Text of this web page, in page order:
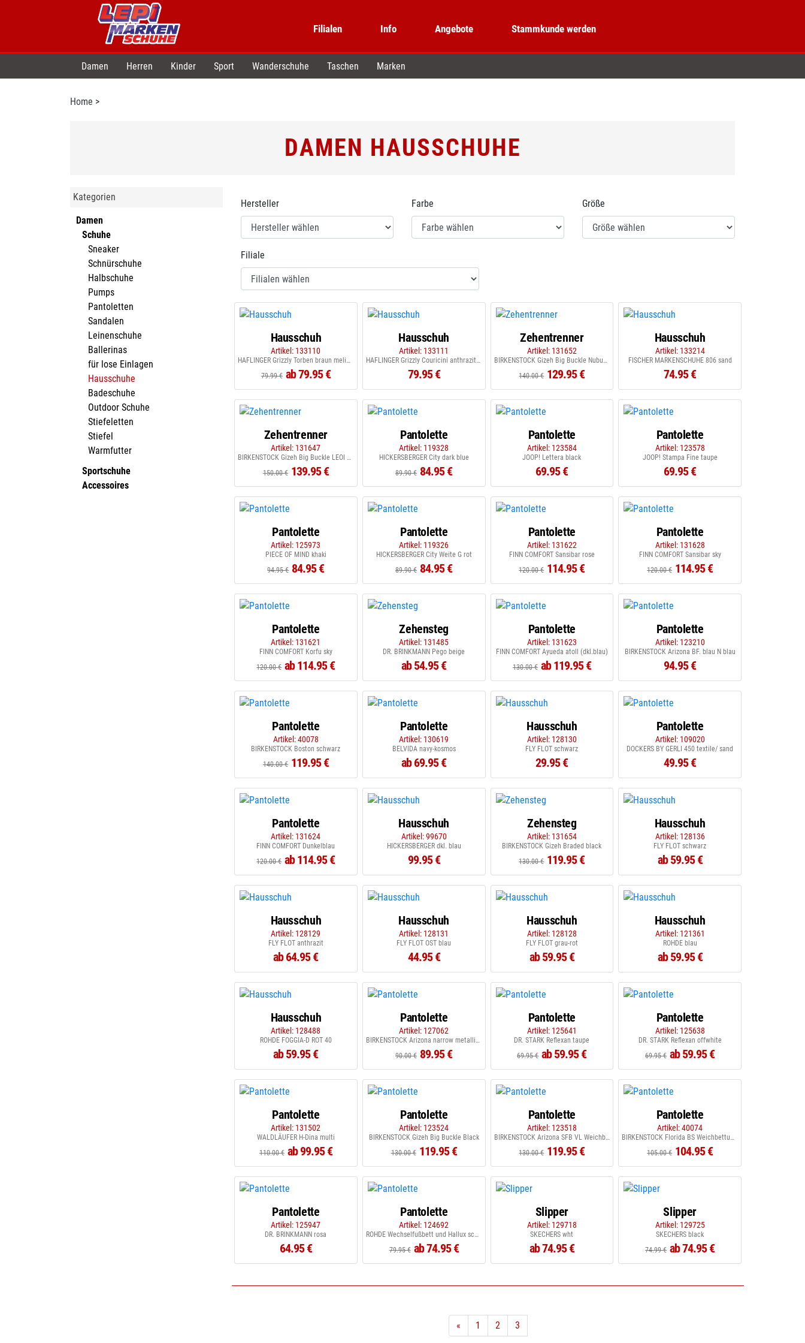
Filialen Info Angebote Stammkunde werden
Damen Herren Kinder Sport Wanderschuhe Taschen Marken
Home >
DAMEN HAUSSCHUHE
Kategorien
Damen
Schuhe
Sneaker
Schnürschuhe
Halbschuhe
Pumps
Pantoletten
Sandalen
Leinenschuhe
Ballerinas
für lose Einlagen
Hausschuhe
Badeschuhe
Outdoor Schuhe
Stiefeletten
Stiefel
Warmfutter
Sportschuhe
Accessoires
Hersteller Farbe Größe
Filiale
Hausschuh
Artikel: 133110
HAFLINGER Grizzly Torben braun meliert
79.99 € ab 79.95 €
Hausschuh
Artikel: 133111
HAFLINGER Grizzly Couricini anthrazit mit Herzen
79.95 €
Zehentrenner
Artikel: 131652
BIRKENSTOCK Gizeh Big Buckle Nubuk sandcastle
140.00 € 129.95 €
Hausschuh
Artikel: 133214
FISCHER MARKENSCHUHE 806 sand
74.95 €
Zehentrenner
Artikel: 131647
BIRKENSTOCK Gizeh Big Buckle LEOI Black HEX
150.00 € 139.95 €
Pantolette
Artikel: 119328
HICKERSBERGER City dark blue
89.90 € 84.95 €
Pantolette
Artikel: 123584
JOOP! Lettera black
69.95 €
Pantolette
Artikel: 123578
JOOP! Stampa Fine taupe
69.95 €
Pantolette
Artikel: 125973
PIECE OF MIND khaki
94.95 € 84.95 €
Pantolette
Artikel: 119326
HICKERSBERGER City Weite G rot
89.90 € 84.95 €
Pantolette
Artikel: 131622
FINN COMFORT Sansibar rose
120.00 € 114.95 €
Pantolette
Artikel: 131628
FINN COMFORT Sansibar sky
120.00 € 114.95 €
Pantolette
Artikel: 131621
FINN COMFORT Korfu sky
120.00 € ab 114.95 €
Zehensteg
Artikel: 131485
DR. BRINKMANN Pego beige
ab 54.95 €
Pantolette
Artikel: 131623
FINN COMFORT Ayueda atoll (dkl.blau)
130.00 € ab 119.95 €
Pantolette
Artikel: 123210
BIRKENSTOCK Arizona BF. blau N blau
94.95 €
Pantolette
Artikel: 40078
BIRKENSTOCK Boston schwarz
140.00 € 119.95 €
Pantolette
Artikel: 130619
BELVIDA navy-kosmos
ab 69.95 €
Hausschuh
Artikel: 128130
FLY FLOT schwarz
29.95 €
Pantolette
Artikel: 109020
DOCKERS BY GERLI 450 textile/ sand
49.95 €
Pantolette
Artikel: 131624
FINN COMFORT Dunkelblau
120.00 € ab 114.95 €
Hausschuh
Artikel: 99670
HICKERSBERGER dkl. blau
99.95 €
Zehensteg
Artikel: 131654
BIRKENSTOCK Gizeh Braded black
130.00 € 119.95 €
Hausschuh
Artikel: 128136
FLY FLOT schwarz
ab 59.95 €
Hausschuh
Artikel: 128129
FLY FLOT anthrazit
ab 64.95 €
Hausschuh
Artikel: 128131
FLY FLOT OST blau
44.95 €
Hausschuh
Artikel: 128128
FLY FLOT grau-rot
ab 59.95 €
Hausschuh
Artikel: 121361
ROHDE blau
ab 59.95 €
Hausschuh
Artikel: 128488
ROHDE FOGGIA-D ROT 40
ab 59.95 €
Pantolette
Artikel: 127062
BIRKENSTOCK Arizona narrow metallic black
90.00 € 89.95 €
Pantolette
Artikel: 125641
DR. STARK Reflexan taupe
69.95 € ab 59.95 €
Pantolette
Artikel: 125638
DR. STARK Reflexan offwhite
69.95 € ab 59.95 €
Pantolette
Artikel: 131502
WALDLÄUFER H-Dina multi
110.00 € ab 99.95 €
Pantolette
Artikel: 123524
BIRKENSTOCK Gizeh Big Buckle Black
130.00 € 119.95 €
Pantolette
Artikel: 123518
BIRKENSTOCK Arizona SFB VL Weichbettu antique White
130.00 € 119.95 €
Pantolette
Artikel: 40074
BIRKENSTOCK Florida BS Weichbettung schwarz
105.00 € 104.95 €
Pantolette
Artikel: 125947
DR. BRINKMANN rosa
64.95 €
Pantolette
Artikel: 124692
ROHDE Wechselfußbett und Hallux schwarz
79.95 € ab 74.95 €
Slipper
Artikel: 129718
SKECHERS wht
ab 74.95 €
Slipper
Artikel: 129725
SKECHERS black
74.99 € ab 74.95 €
« 1 2 3